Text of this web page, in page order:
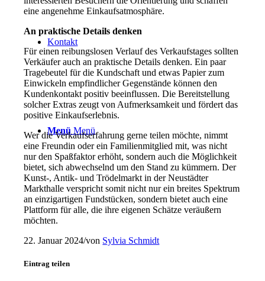
Kontakt
Menü Menü
eine angenehme Einkaufsatmosphäre.
An praktische Details denken
Für einen reibungslosen Verlauf des Verkaufstages sollten
Verkäufer auch an praktische Details denken. Ein paar
Tragebeutel für die Kundschaft und etwas Papier zum
Einwickeln empfindlicher Gegenstände können den
Kundenkontakt positiv beeinflussen. Die Bereitstellung
solcher Extras zeugt von Aufmerksamkeit und fördert das
positive Einkaufserlebnis.
Wer die Verkaufserfahrung gerne teilen möchte, nimmt
eine Freundin oder ein Familienmitglied mit, was nicht
nur den Spaßfaktor erhöht, sondern auch die Möglichkeit
bietet, sich abwechselnd um den Stand zu kümmern. Der
Kunst-, Antik- und Trödelmarkt in der Neustädter
Markthalle verspricht somit nicht nur ein breites Spektrum
an einzigartigen Fundstücken, sondern bietet auch eine
Plattform für alle, die ihre eigenen Schätze veräußern
möchten.
22. Januar 2024/von Sylvia Schmidt
Eintrag teilen